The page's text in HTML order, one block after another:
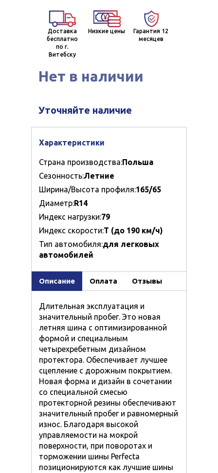
Доставка
бесплатно
по г.
Витебску
Низкие цены
Гарантия 12
месяцев
Нет в наличии
Уточняйте наличие
Характеристики
Страна производства:Польша
Сезонность:Летние
Ширина/Высота профиля:165/65
Диаметр:R14
Индекс нагрузки:79
Индекс скорости:T (до 190 км/ч)
Тип автомобиля:для легковых
автомобилей
Описание Оплата Отзывы
Длительная эксплуатация и
значительный пробег. Это новая
летняя шина с оптимизированной
формой и специальным
четырехребетным дизайном
протектора. Обеспечивает лучшее
сцепление с дорожным покрытием.
Новая форма и дизайн в сочетании
со специальной смесью
протекторной резины обеспечивают
значительный пробег и равномерный
износ. Благодаря высокой
управляемости на мокрой
поверхности, при поворотах и
торможении шины Perfecta
позиционируются как лучшие шины